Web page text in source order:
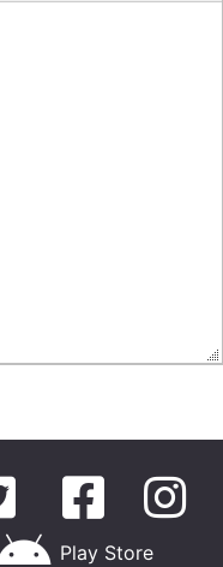
Play Store